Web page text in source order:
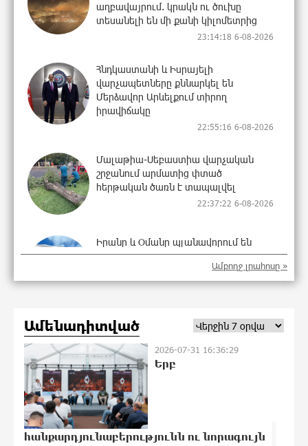
աղբավայրում. կրակն ու ծուխը
տեսանելի են մի քանի կիլոմետրից
23:14:18 6-08-2026
Հնդկաստանի և Իսրայելի
վարչապետները քննարկել են
Մերձավոր Արևելքում տիրող
իրավիճակը
22:55:16 6-08-2026
Մալաթիա-Սեբաստիա վարչական
շրջանում արմատից փտած
հերթական ծառն է տապալվել
22:37:22 6-08-2026
Իրանը և Օմանը պլանավորում են
փոխել Հորմուզի նեղուցի
նավագնացության կառուցվածքը
22:19:14 6-08-2026
8-ամյա Մոնթե Մուրադյանն ու Սյունե
Քոսակյանը հաղթահարել են
Արարատի գագաթը
Վթար Լոռու մարզում․ փրկարարները
վարորդին դուրս են բերել
արգելափակումից
Ամբողջ լրահոսը »
Ամենադիտված
2026-07-31 16:36:29
Երբ
հանքարդյունաբերությունն ու նորագույն